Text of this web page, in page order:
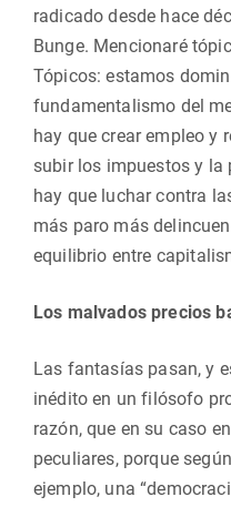
radicado desde hace
Bunge. Mencionaré
Tópicos: estamos
fundamentalismo del
hay que crear empleo y
subir los impuestos y la
hay que luchar contra
más paro más
equilibrio entre
Los malvados precios
Las fantasías pasan, y
inédito en un filósofo
razón, que en su caso
peculiares, porque
ejemplo, una